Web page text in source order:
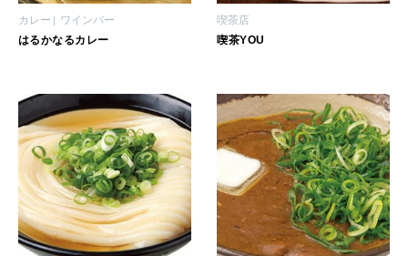
カレー ワインバー
はるかなるカレー
喫茶店
喫茶YOU